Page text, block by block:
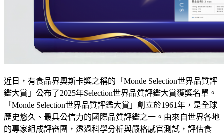
近日，有食品界奧斯卡獎之稱的「Monde Selection世界品質評
鑑大賞」公布了2025年Selection世界品質評鑑大賞獲獎名單。
「Monde Selection世界品質評鑑大賞」創立於1961年，是全球
歷史悠久、最具公信力的國際品質評鑑之一。由來自世界各地
的專家組成評審團，透過科學分析與嚴格感官測試，評估食